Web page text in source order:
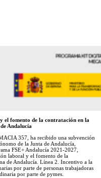
el fomento de la contratación en la
Andalucía
357, ha recibido una subvención
de la Junta de Andalucía,
FSE+ Andalucía 2021-2027,
laboral y el fomento de la
de Andalucía. Línea 2. Incentivo a la
por parte de personas trabajadoras
por parte de pymes.